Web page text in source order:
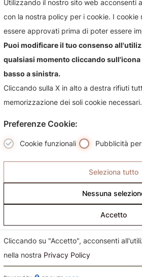
Contattaci!
Contattaci per qualsiasi informazioni
suoi prodotti, sarà nostra premura
celermente possibile.
Utilizzando il nostro sito web acconsenti
con la nostra policy per i cookie. I cookie
essere approvati prima di poter essere
Puoi modificare il tuo consenso
qualsiasi momento cliccando sull'icona
basso a sinistra.
Cliccando sulla X in alto a destra rifiuti
memorizzazione dei soli cookie necessari.
Preferenze Cookie:
Cookie funzionali Pubblicità
Seleziona tutto
Nessuna
Accetto
Cliccando su "Accetto", acconsenti
nella nostra Privacy Policy